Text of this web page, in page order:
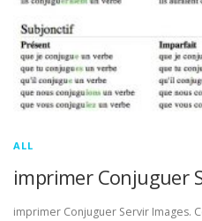
ALL
imprimer Conjuguer
imprimer Conjuguer Servir Images.